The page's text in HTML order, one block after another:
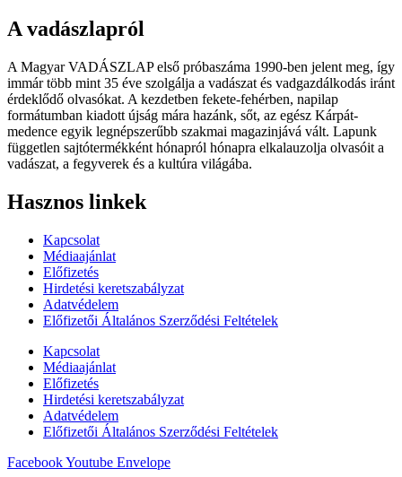
A vadászlapról
A Magyar VADÁSZLAP első próbaszáma 1990-ben jelent meg, így
immár több mint 35 éve szolgálja a vadászat és vadgazdálkodás iránt
érdeklődő olvasókat. A kezdetben fekete-fehérben, napilap
formátumban kiadott újság mára hazánk, sőt, az egész Kárpát-
medence egyik legnépszerűbb szakmai magazinjává vált. Lapunk
független sajtótermékként hónapról hónapra elkalauzolja olvasóit a
vadászat, a fegyverek és a kultúra világába.
Hasznos linkek
Kapcsolat
Médiaajánlat
Előfizetés
Hirdetési keretszabályzat
Adatvédelem
Előfizetői Általános Szerződési Feltételek
Kapcsolat
Médiaajánlat
Előfizetés
Hirdetési keretszabályzat
Adatvédelem
Előfizetői Általános Szerződési Feltételek
FacebookYoutube Envelope